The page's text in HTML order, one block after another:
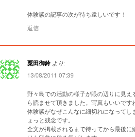
体験談の記事の次が待ち遠しいです！
返信
粟田御鈴 より:
13/08/2011 07:39
野々島での活動の様子が眼の辺りに見え
ら読ませて頂きました。写真もいいです
体験談がなぜこんなに細切れになってし
ょっと残念です。
全文が掲載されるまで待ってから最後に